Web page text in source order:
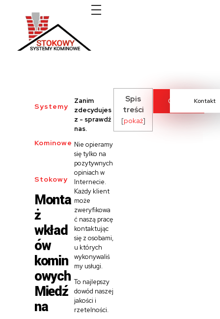
Systemy
Kominowe
Stokowy
Monta
ż
wkład
ów
komin
owych
Miedź
na
Zanim
zdecydujes
z - sprawdź
nas.
Nie opieramy
się tylko na
pozytywnych
opiniach w
Internecie.
Każdy klient
może
zweryfikowa
ć naszą pracę
kontaktując
się z osobami,
u których
wykonywaliś
my usługi.
To najlepszy
dowód naszej
jakości i
rzetelności.
Spis
treści
[pokaż]
Cennik Kontakt